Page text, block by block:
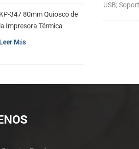
USB;
KP-347 80mm Quiosco de
la Impresora Térmica
Leer Más